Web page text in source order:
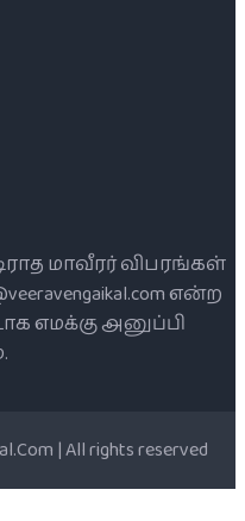
மாவீரர் விபரங்கள்
என்ற
எமக்கு அனுப்பி
| All rights reserved